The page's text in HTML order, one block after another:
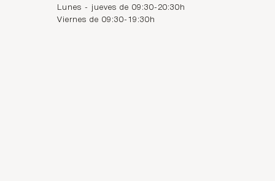
Lunes - jueves de 09:30-20:30h
Viernes de 09:30-19:30h